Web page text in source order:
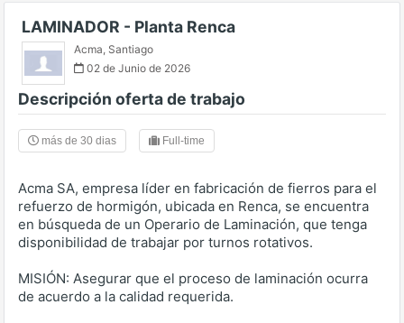
LAMINADOR - Planta Renca
Acma, Santiago
02 de Junio de 2026
Descripción oferta de trabajo
más de 30 dias Full-time
Acma SA, empresa líder en fabricación de fierros para el
refuerzo de hormigón, ubicada en Renca, se encuentra
en búsqueda de un Operario de Laminación, que tenga
disponibilidad de trabajar por turnos rotativos.
MISIÓN: Asegurar que el proceso de laminación ocurra
de acuerdo a la calidad requerida.